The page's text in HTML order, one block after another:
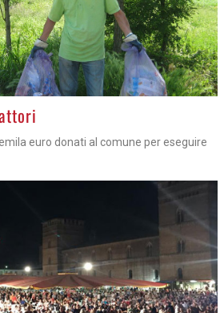
euro donati al comune per eseguire